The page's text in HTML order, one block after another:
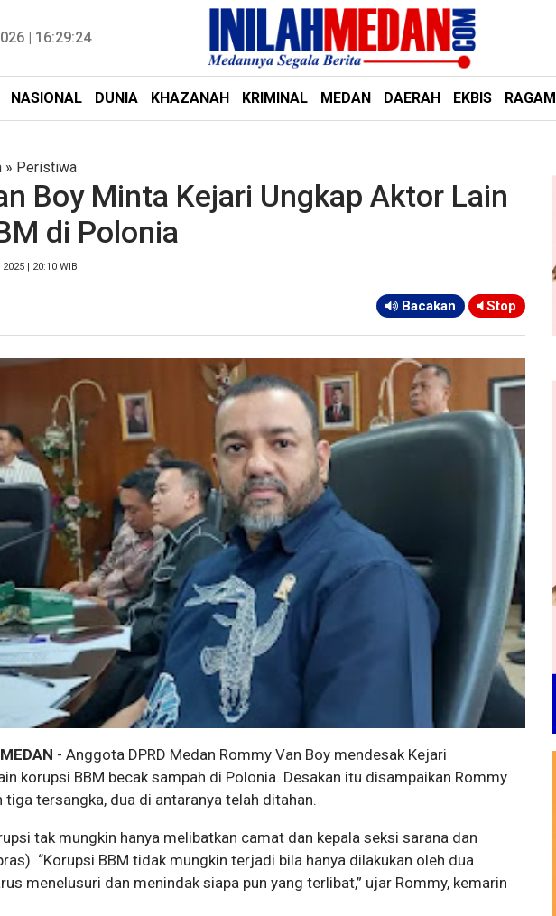
| 16:29:25
NASIONAL DUNIA KHAZANAH KRIMINAL MEDAN DAERAH EKBIS RAGAM
» Peristiwa
Boy Minta Kejari Ungkap Aktor Lain
di Polonia
| 20:10 WIB
Bacakan Stop
- Anggota DPRD Medan Rommy Van Boy mendesak Kejari
korupsi BBM becak sampah di Polonia. Desakan itu disampaikan Rommy
tiga tersangka, dua di antaranya telah ditahan.
tak mungkin hanya melibatkan camat dan kepala seksi sarana dan
“Korupsi BBM tidak mungkin terjadi bila hanya dilakukan oleh dua
menelusuri dan menindak siapa pun yang terlibat,” ujar Rommy, kemarin